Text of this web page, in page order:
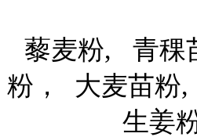
藜麦粉, 青
粉， 大麦苗
生姜